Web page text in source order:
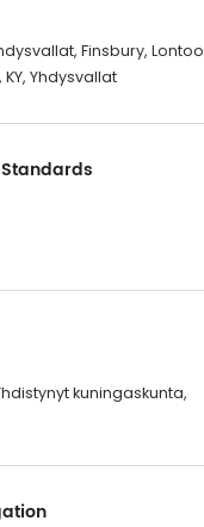
Finsbury, Lontoo
KY, Yhdysvallat
kuningaskunta,